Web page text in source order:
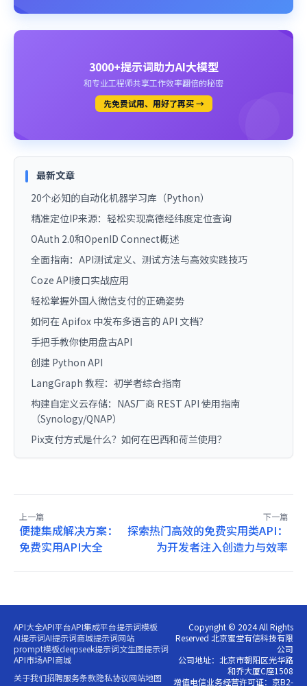
3000+提示词助力AI大模型
和专业工程师共享工作效率翻倍的秘密
先免费试用、用好了再买 →
最新文章
20个必知的自动化机器学习库（Python）
精准定位IP来源：轻松实现高德经纬度定位查询
OAuth 2.0和OpenID Connect概述
全面指南：API测试定义、测试方法与高效实践技巧
Coze API接口实战应用
轻松掌握外国人微信支付的正确姿势
如何在 Apifox 中发布多语言的 API 文档？
手把手教你使用盘古API
创建 Python API
LangGraph 教程：初学者综合指南
构建自定义云存储：NAS厂商 REST API 使用指南
（Synology/QNAP）
Pix支付方式是什么？如何在巴西和荷兰使用？
上一篇
便捷集成解决方案：
免费实用API大全
下一篇
探索热门高效的免费实用类API：
为开发者注入创造力与效率
API大全API平台API集成平台提示词模板
AI提示词AI提示词商城提示词网站
prompt模板deepseek提示词文生图提示词
API市场API商城
关于我们招聘服务条款隐私协议网站地图
Copyright © 2024 All Rights
Reserved 北京蜜堂有信科技有限
公司
公司地址：北京市朝阳区光华路
和乔大厦C座1508
增值电信业务经营许可证：京B2-